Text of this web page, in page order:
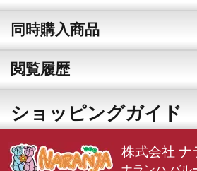
同時購入商品
閲覧履歴
ショッピングガイド
株式会社 ナ